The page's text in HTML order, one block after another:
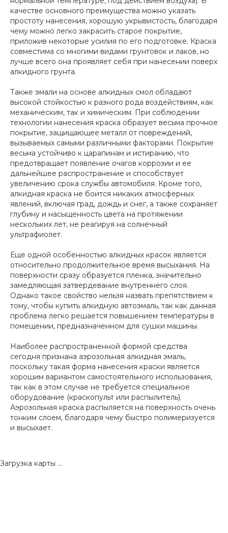
качестве основного преимущества можно указать
простоту нанесения, хорошую укрывистость, благодаря
чему можно легко закрасить старое покрытие,
приложив некоторые усилия по его подготовке. Краска
совместима со многими видами грунтовок и лаков, но
лучше всего она проявляет себя при нанесении поверх
алкидного грунта.
Также эмали на основе алкидных смол обладают
высокой стойкостью к разного рода воздействиям, как
механическим, так и химическим. При соблюдении
технологии нанесения краска образует весьма прочное
покрытие, защищающее металл от повреждений,
вызываемых самыми различными факторами. Покрытие
весьма устойчиво к царапинам и истиранию, что
предотвращает появление очагов коррозии и ее
дальнейшее распространение и способствует
увеличению срока службы автомобиля. Кроме того,
алкидная краска не боится никаких атмосферных
явлений, включая град, дождь и снег, а также сохраняет
глубину и насыщенность цвета на протяжении
нескольких лет, не реагируя на солнечный
ультрафиолет.
Еще одной особенностью алкидных красок является
относительно продолжительное время высыхания. На
поверхности сразу образуется пленка, значительно
замедляющая затвердевание внутреннего слоя.
Однако такое свойство нельзя назвать препятствием к
тому, чтобы купить алкидную автоэмаль, так как данная
проблема легко решается повышением температуры в
помещении, предназначенном для сушки машины.
Наиболее распространенной формой средства
сегодня признана аэрозольная алкидная эмаль,
поскольку такая форма нанесения краски является
хорошим вариантом самостоятельного использования,
так как в этом случае не требуется специальное
оборудование (краскопульт или распылитель).
Аэрозольная краска распыляется на поверхность очень
тонким слоем, благодаря чему быстро полимеризуется
и высыхает.
Загрузка карты ...